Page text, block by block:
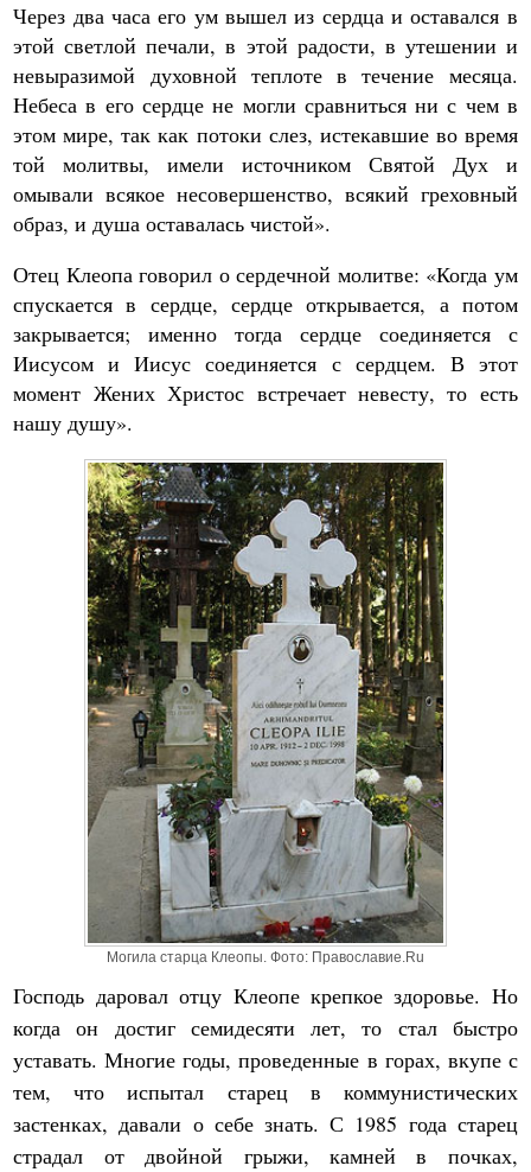
Через два часа его ум вышел из сердца и оставался в
этой светлой печали, в этой радости, в утешении и
невыразимой духовной теплоте в течение месяца.
Небеса в его сердце не могли сравниться ни с чем в
этом мире, так как потоки слез, истекавшие во время
той молитвы, имели источником Святой Дух и
омывали всякое несовершенство, всякий греховный
образ, и душа оставалась чистой».
Отец Клеопа говорил о сердечной молитве: «Когда ум
спускается в сердце, сердце открывается, а потом
закрывается; именно тогда сердце соединяется с
Иисусом и Иисус соединяется с сердцем. В этот
момент Жених Христос встречает невесту, то есть
нашу душу».
Могила старца Клеопы. Фото: Православие.Ru
Господь даровал отцу Клеопе крепкое здоровье. Но
когда он достиг семидесяти лет, то стал быстро
уставать. Многие годы, проведенные в горах, вкупе с
тем, что испытал старец в коммунистических
застенках, давали о себе знать. С 1985 года старец
страдал от двойной грыжи, камней в почках,